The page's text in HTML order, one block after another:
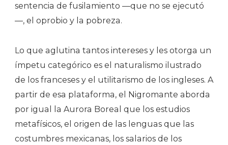
sentencia de fusilamiento —que no se ejecutó
—, el oprobio y la pobreza.
Lo que aglutina tantos intereses y les otorga un
ímpetu categórico es el naturalismo ilustrado
de los franceses y el utilitarismo de los ingleses. A
partir de esa plataforma, el Nigromante aborda
por igual la Aurora Boreal que los estudios
metafísicos, el origen de las lenguas que las
costumbres mexicanas, los salarios de los